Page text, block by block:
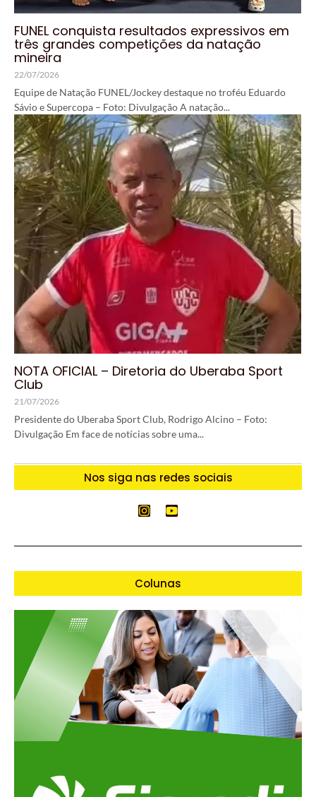
FUNEL conquista resultados expressivos em
três grandes competições da natação
mineira
22/07/2026
Equipe de Natação FUNEL/Jockey destaque no troféu Eduardo
Sávio e Supercopa – Foto: Divulgação A natação...
NOTA OFICIAL – Diretoria do Uberaba Sport
Club
21/07/2026
Presidente do Uberaba Sport Club, Rodrigo Alcino – Foto:
Divulgação Em face de notícias sobre uma...
Nos siga nas redes sociais
Colunas